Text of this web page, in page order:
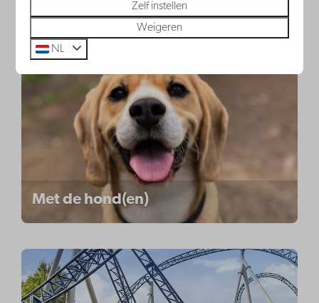
Voor de kids
Met de hond(en)
Zelf instellen
Weigeren
NL